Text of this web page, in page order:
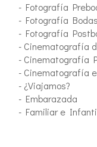
- Fotografía
- Fotografía Bodas
- Fotografía
- Cinematografía
- Cinematografía
- Cinematografía
- ¿Viajamos?
- Embarazada
- Familiar e